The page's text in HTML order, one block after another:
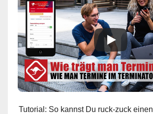
Tutorial: So kannst Du ruck-zuck einen